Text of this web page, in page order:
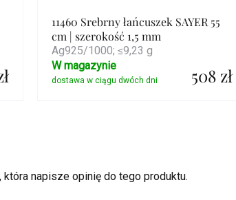
11460 Srebrny łańcuszek SAYER 55
cm | szerokość 1,5 mm
Ag925/1000; ≤9,23 g
508 zł
W magazynie
napisze opinię do tego produktu.